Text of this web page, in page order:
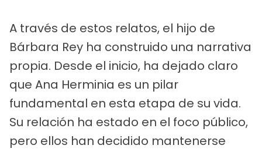
A través de estos relatos, el hijo de
Bárbara Rey ha construido una narrativa
propia. Desde el inicio, ha dejado claro
que Ana Herminia es un pilar
fundamental en esta etapa de su vida.
Su relación ha estado en el foco público,
pero ellos han decidido mantenerse